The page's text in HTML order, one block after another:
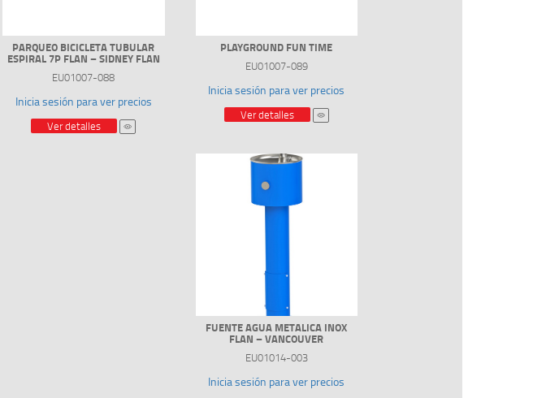
PARQUEO BICICLETA TUBULAR
ESPIRAL 7P FLAN – SIDNEY FLAN
EU01007-088
Inicia sesión para ver precios
Ver detalles
PLAYGROUND FUN TIME
EU01007-089
Inicia sesión para ver precios
Ver detalles
FUENTE AGUA METALICA INOX
FLAN – VANCOUVER
EU01014-003
Inicia sesión para ver precios